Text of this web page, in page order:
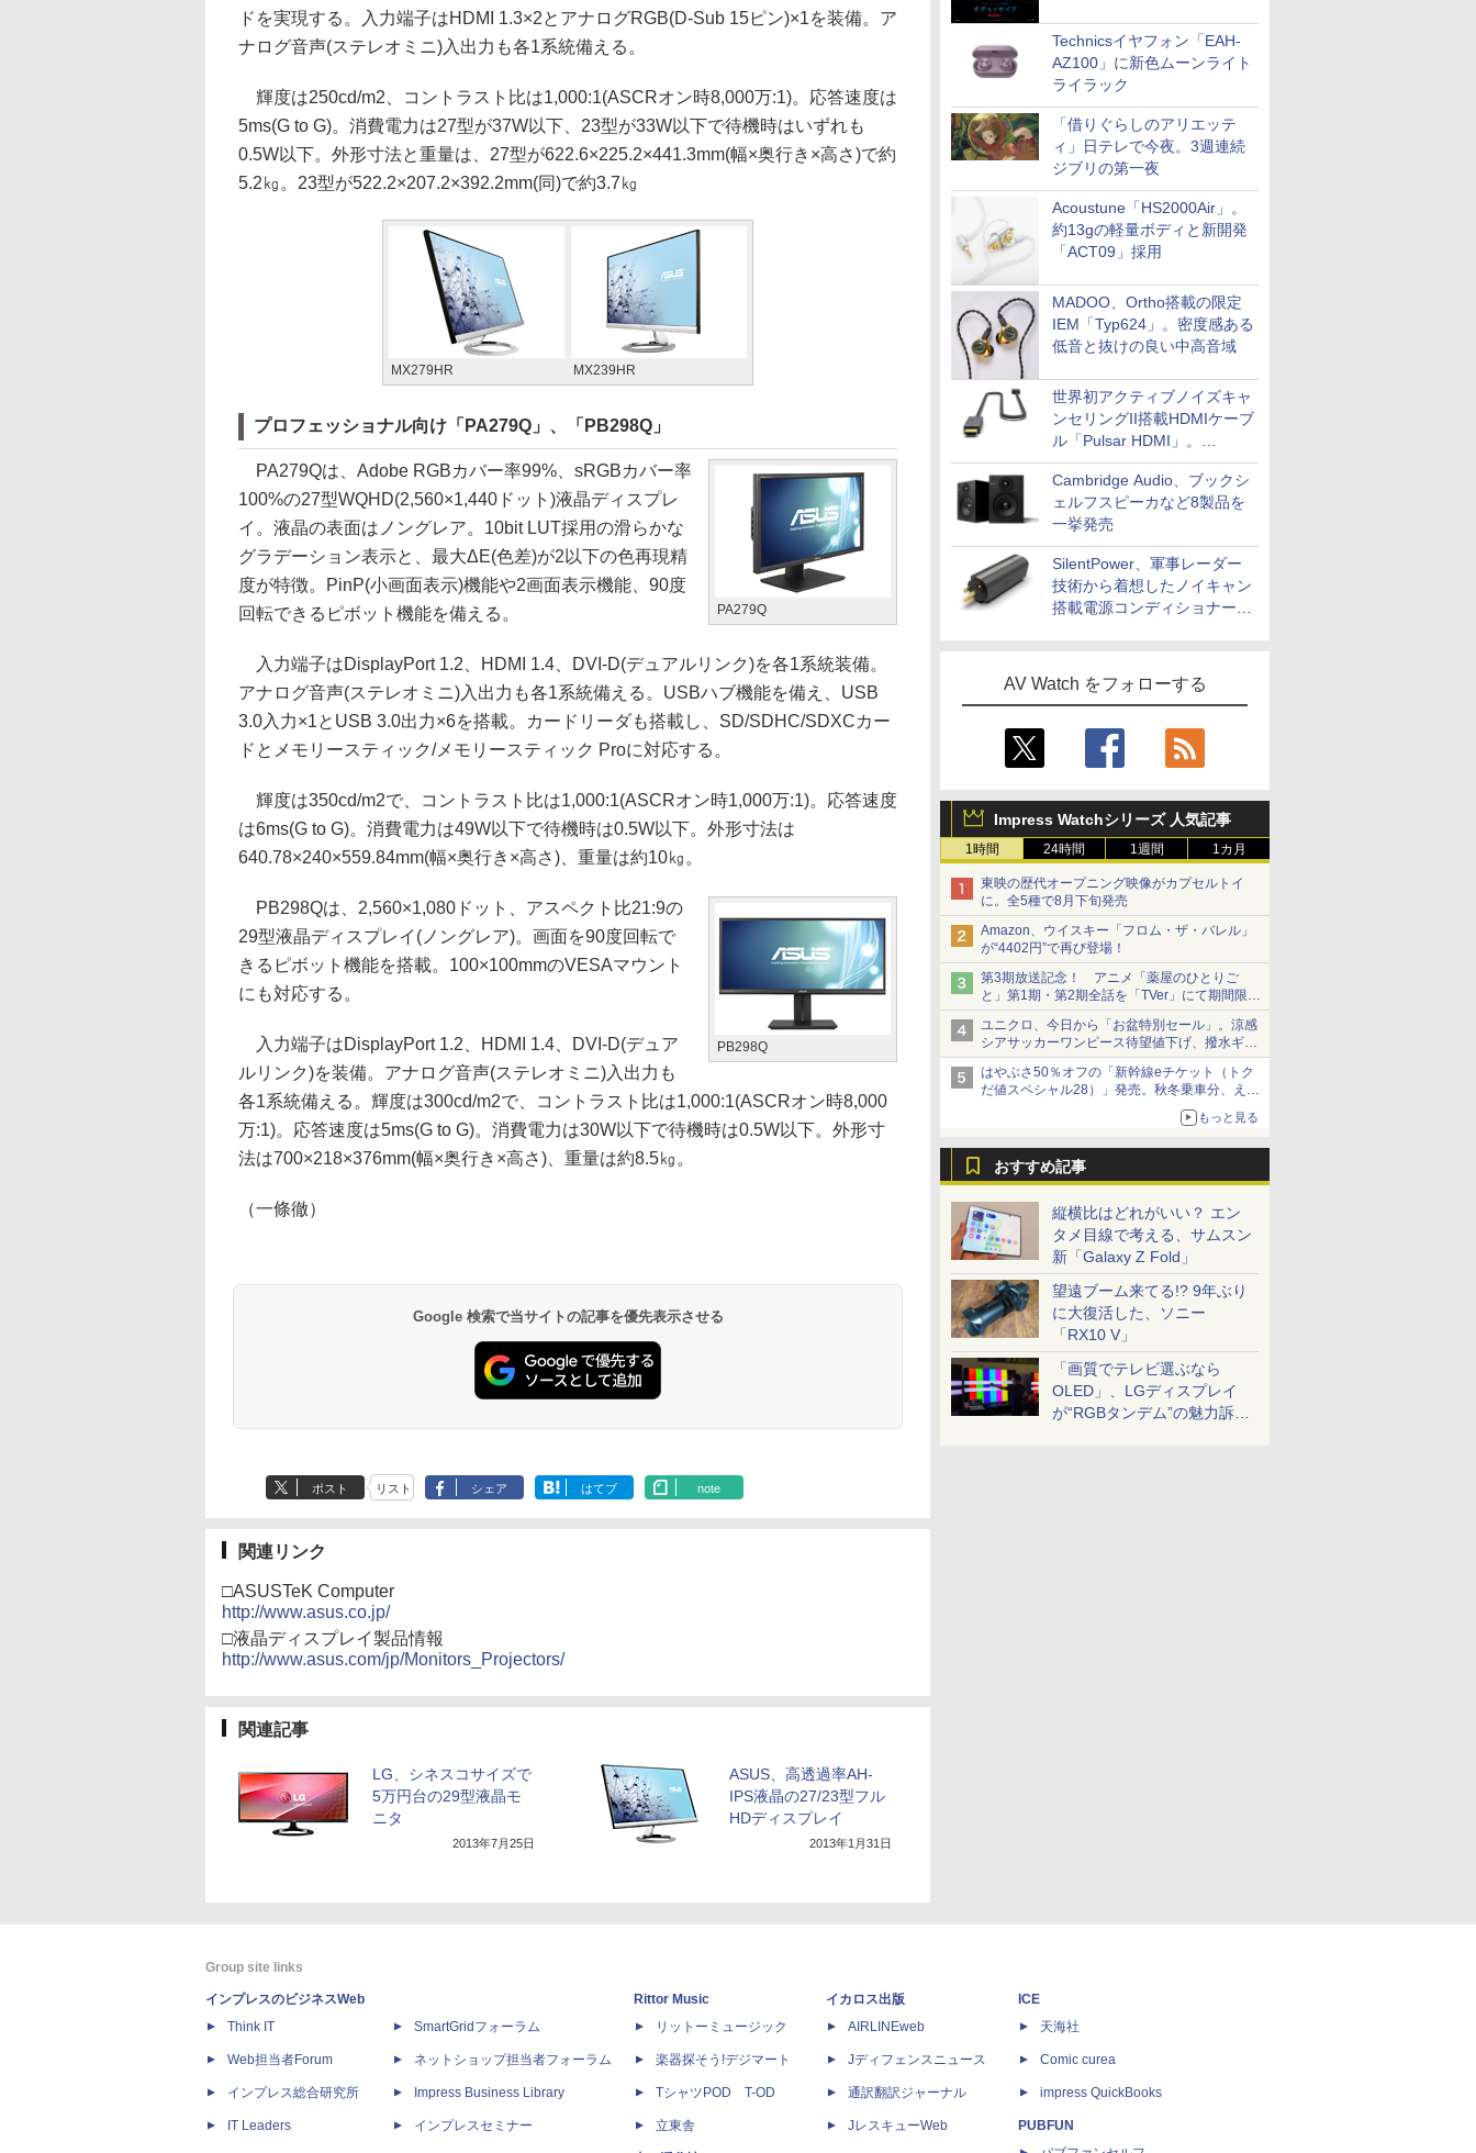
Technicsイヤフォン「EAH-
AZ100」に新色ムーンライト
ライラック
「借りぐらしのアリエッテ
ィ」日テレで今夜。3週連続
ジブリの第一夜
Acoustune「HS2000Air」。
約13gの軽量ボディと新開発
「ACT09」採用
MADOO、Ortho搭載の限定
IEM「Typ624」。密度感ある
低音と抜けの良い中高音域
世界初アクティブノイズキャ
ンセリングII搭載HDMIケーブ
ル「Pulsar HDMI」。
SilentPowerから
Cambridge Audio、ブックシ
ェルフスピーカなど8製品を
一挙発売
SilentPower、軍事レーダー
技術から着想したノイキャン
搭載電源コンディショナー
AV Watch をフォローする
Impress Watchシリーズ 人気記事
1時間 24時間 1週間 1カ月
東映の歴代オープニング映像がカプセルトイ
に。全5種で8月下旬発売
Amazon、ウイスキー「フロム・ザ・バレル」
が“4402円”で再び登場！
第3期放送記念！ アニメ「薬屋のひとりご
と」第1期・第2期全話を「TVer」にて期間限定
で順次無料配信開始
ユニクロ、今日から「お盆特別セール」。涼感
シアサッカーワンピース待望値下げ、撥水ギア
ショーツは1990円に
はやぶさ50％オフの「新幹線eチケット（トク
だ値スペシャル28）」発売。秋冬乗車分、えき
もっと見る
おすすめ記事
縦横比はどれがいい？ エン
タメ目線で考える、サムスン
新「Galaxy Z Fold」
望遠ブーム来てる!? 9年ぶり
に大復活した、ソニー
「RX10 V」
「画質でテレビ選ぶなら
OLED」、LGディスプレイ
が“RGBタンデム”の魅力訴
ドを実現する。入力端子はHDMI 1.3×2とアナログRGB(D-Sub 15ピン)×1を装備。ア
ナログ音声(ステレオミニ)入出力も各1系統備える。
輝度は250cd/m2、コントラスト比は1,000:1(ASCRオン時8,000万:1)。応答速度は
5ms(G to G)。消費電力は27型が37W以下、23型が33W以下で待機時はいずれも
0.5W以下。外形寸法と重量は、27型が622.6×225.2×441.3mm(幅×奥行き×高さ)で約
5.2㎏。23型が522.2×207.2×392.2mm(同)で約3.7㎏
MX279HR MX239HR
プロフェッショナル向け「PA279Q」、「PB298Q」
PA279Q
PA279Qは、Adobe RGBカバー率99%、sRGBカバー率
100%の27型WQHD(2,560×1,440ドット)液晶ディスプレ
イ。液晶の表面はノングレア。10bit LUT採用の滑らかな
グラデーション表示と、最大ΔE(色差)が2以下の色再現精
度が特徴。PinP(小画面表示)機能や2画面表示機能、90度
回転できるピボット機能を備える。
入力端子はDisplayPort 1.2、HDMI 1.4、DVI-D(デュアルリンク)を各1系統装備。
アナログ音声(ステレオミニ)入出力も各1系統備える。USBハブ機能を備え、USB
3.0入力×1とUSB 3.0出力×6を搭載。カードリーダも搭載し、SD/SDHC/SDXCカー
ドとメモリースティック/メモリースティック Proに対応する。
輝度は350cd/m2で、コントラスト比は1,000:1(ASCRオン時1,000万:1)。応答速度
は6ms(G to G)。消費電力は49W以下で待機時は0.5W以下。外形寸法は
640.78×240×559.84mm(幅×奥行き×高さ)、重量は約10㎏。
PB298Q
PB298Qは、2,560×1,080ドット、アスペクト比21:9の
29型液晶ディスプレイ(ノングレア)。画面を90度回転で
きるピボット機能を搭載。100×100mmのVESAマウント
にも対応する。
入力端子はDisplayPort 1.2、HDMI 1.4、DVI-D(デュア
ルリンク)を装備。アナログ音声(ステレオミニ)入出力も
各1系統備える。輝度は300cd/m2で、コントラスト比は1,000:1(ASCRオン時8,000
万:1)。応答速度は5ms(G to G)。消費電力は30W以下で待機時は0.5W以下。外形寸
法は700×218×376mm(幅×奥行き×高さ)、重量は約8.5㎏。
（一條徹）
Google 検索で当サイトの記事を優先表示させる
ポスト リスト シェア はてブ note
関連リンク
□ASUSTeK Computer
http://www.asus.co.jp/
□液晶ディスプレイ製品情報
http://www.asus.com/jp/Monitors_Projectors/
関連記事
LG、シネスコサイズで
5万円台の29型液晶モ
ニタ
2013年7月25日
ASUS、高透過率AH-
IPS液晶の27/23型フル
HDディスプレイ
2013年1月31日
Group site links
インプレスのビジネスWeb
Think IT
Web担当者Forum
インプレス総合研究所
IT Leaders
SmartGridフォーラム
ネットショップ担当者フォーラム
Impress Business Library
インプレスセミナー
Rittor Music
リットーミュージック
楽器探そう!デジマート
TシャツPOD T-OD
立東舎
イカロス出版
AIRLINEweb
Jディフェンスニュース
通訳翻訳ジャーナル
JレスキューWeb
ICE
天海社
Comic curea
impress QuickBooks
PUBFUN